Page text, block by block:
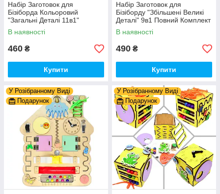
Набір Заготовок для
Бізіборда Кольоровий
"Загальні Деталі 11в1"
Базовий Комплект (+Клей,
Шурупи) Набiр Заготівель
для Бiзiкуба
В наявності
460 ₴
Купити
Набір Заготовок для
Бізіборду "Збільшені Великі
Деталі" 9в1 Повний Комплект
+ Всі Кріплення
В наявності
490 ₴
Купити
У Розібранному Виді
Подарунок
У Розібранному Виді
Подарунок